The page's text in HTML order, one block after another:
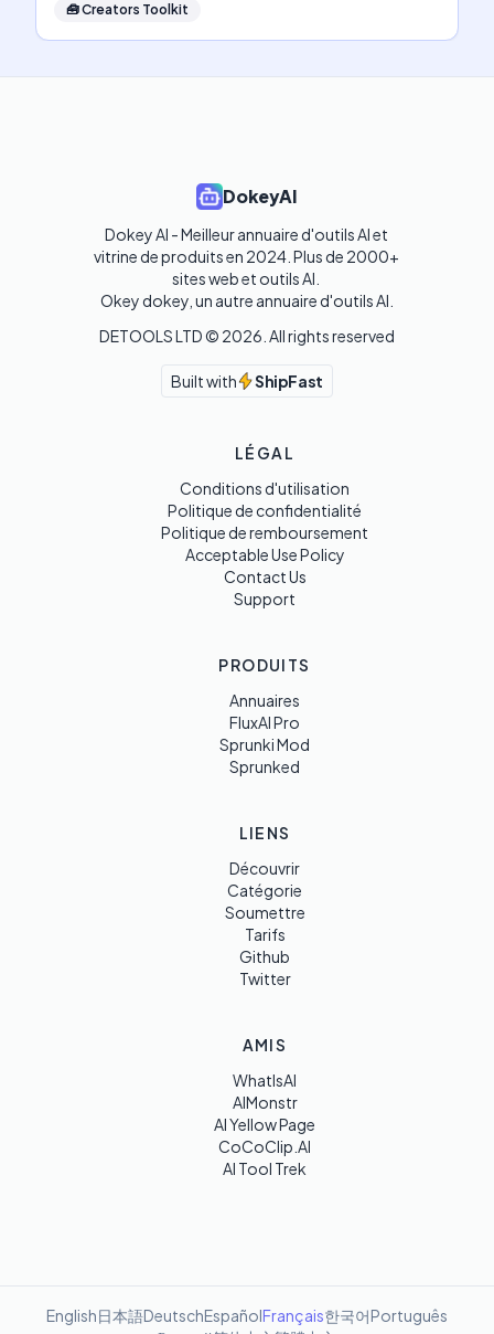
🧰Creators Toolkit
DokeyAI
Dokey AI - Meilleur annuaire d'outils AI et
vitrine de produits en 2024. Plus de 2000+
sites web et outils AI.
Okey dokey, un autre annuaire d'outils AI.
DETOOLS LTD © 2026 . All rights reserved
Built with ShipFast
LÉGAL
Conditions d'utilisation
Politique de confidentialité
Politique de remboursement
Acceptable Use Policy
Contact Us
Support
PRODUITS
Annuaires
FluxAI Pro
Sprunki Mod
Sprunked
LIENS
Découvrir
Catégorie
Soumettre
Tarifs
Github
Twitter
AMIS
WhatIsAI
AIMonstr
AI Yellow Page
CoCoClip.AI
AI Tool Trek
English日本語DeutschEspañolFrançais한국어Português